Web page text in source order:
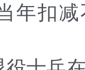
年扣